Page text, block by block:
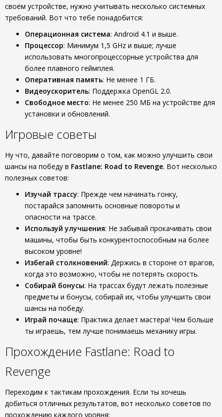
своём устройстве, нужно учитывать несколько системных
требований. Вот что тебе понадобится:
Операционная система: Android 4.1 и выше.
Процессор: Минимум 1,5 GHz и выше; лучше
использовать многопроцессорные устройства для
более плавного геймплея.
Оперативная память: Не менее 1 ГБ.
Видеоускоритель: Поддержка OpenGL 2.0.
Свободное место: Не менее 250 МБ на устройстве для
установки и обновлений.
Игровые советы
Ну что, давайте поговорим о том, как можно улучшить свои
шансы на победу в Fastlane: Road to Revenge. Вот несколько
полезных советов:
Изучай трассу: Прежде чем начинать гонку,
постарайся запомнить основные повороты и
опасности на трассе.
Используй улучшения: Не забывай прокачивать свои
машины, чтобы быть конкурентоспособным на более
высоком уровне!
Избегай столкновений: Держись в стороне от врагов,
когда это возможно, чтобы не потерять скорость.
Собирай бонусы: На трассах будут лежать полезные
предметы и бонусы, собирай их, чтобы улучшить свои
шансы на победу.
Играй почаще: Практика делает мастера! Чем больше
ты играешь, тем лучше понимаешь механику игры.
Прохождение Fastlane: Road to
Revenge
Переходим к тактикам прохождения. Если ты хочешь
добиться отличных результатов, вот несколько советов по
прохождению каждого уровня: